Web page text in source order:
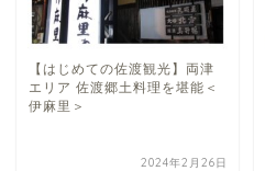
【はじめての佐渡観光】両津
エリア 佐渡郷土料理を堪能＜
伊麻里＞
2024年2月26日